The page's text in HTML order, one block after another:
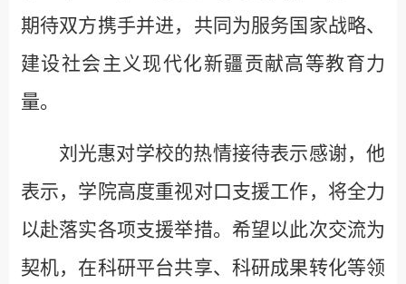
期待双方携手并进，共同为服务国家战略、
建设社会主义现代化新疆贡献高等教育力
量。
刘光惠对学校的热情接待表示感谢，他
表示，学院高度重视对口支援工作，将全力
以赴落实各项支援举措。希望以此次交流为
契机，在科研平台共享、科研成果转化等领